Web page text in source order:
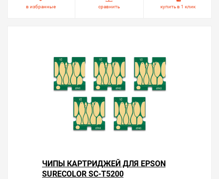
в избранные сравнить купить в 1 клик
ЧИПЫ КАРТРИДЖЕЙ ДЛЯ EPSON
SURECOLOR SC-T5200